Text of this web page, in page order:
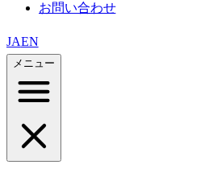
お問い合わせ
JAEN
メニュー